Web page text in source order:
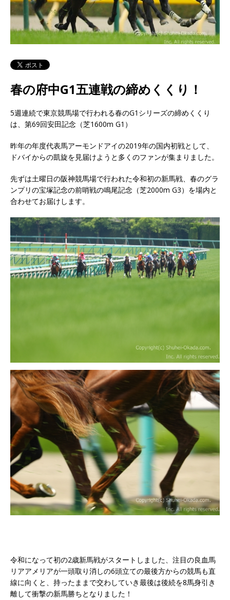
春の府中G1五連戦の締めくくり！
5週連続で東京競馬場で行われる春のG1シリーズの締めくくり
は、第69回安田記念（芝1600m G1）
昨年の年度代表馬アーモンドアイの2019年の国内初戦として、
ドバイからの凱旋を見届けようと多くのファンが集まりました。
先ずは土曜日の阪神競馬場で行われた令和初の新馬戦、春のグラ
ンプリの宝塚記念の前哨戦の鳴尾記念（芝2000m G3）を場内と
合わせてお届けします。
令和になって初の2歳新馬戦がスタートしました、注目の良血馬
リアアメリアが一頭取り消しの6頭立ての最後方からの競馬も直
線に向くと、持ったままで交わしていき最後は後続を8馬身引き
離して衝撃の新馬勝ちとなりました！